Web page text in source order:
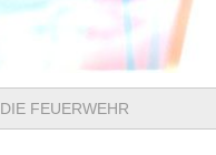
DIE FEUERWEHR